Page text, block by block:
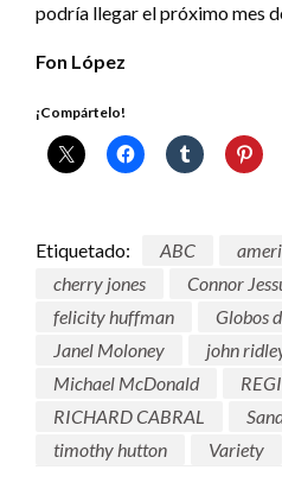
podría llegar el próximo mes
Fon López
¡Compártelo!
Etiquetado: ABC
cherry jones
Connor
felicity huffman
Globos
Janel Moloney
john
Michael McDonald
RICHARD CABRAL
timothy hutton
Variety